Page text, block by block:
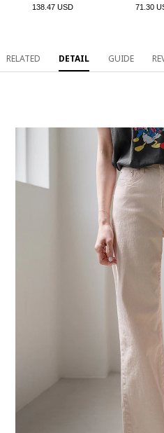
138.47 USD 71.30
RELATED DETAIL GUIDE